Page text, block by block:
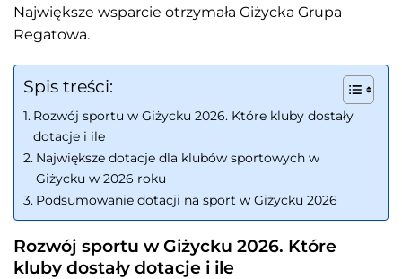
Największe wsparcie otrzymała Giżycka Grupa
Regatowa.
Spis treści:
Rozwój sportu w Giżycku 2026. Które kluby dostały
dotacje i ile
Największe dotacje dla klubów sportowych w
Giżycku w 2026 roku
Podsumowanie dotacji na sport w Giżycku 2026
Rozwój sportu w Giżycku 2026. Które
kluby dostały dotacje i ile